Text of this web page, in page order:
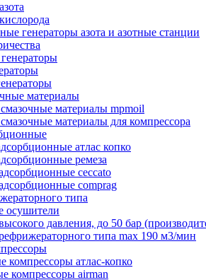
генераторы азота и азотные станции
материалы
материалы mpmoil
материалы для компрессора
атлас копко
ремеза
ceccato
comprag
типа
осушители
давления, до 50 бар
типа max 190 м3/мин
компрессоры атлас-копко
компрессоры airman